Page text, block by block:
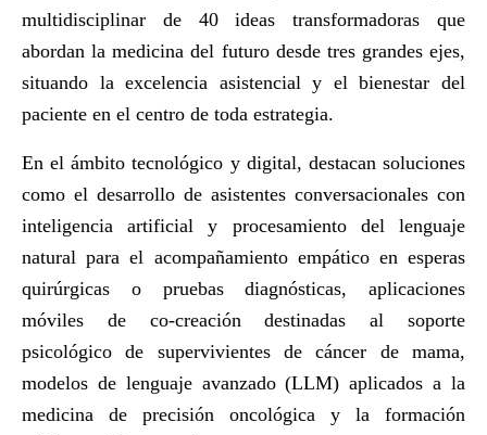
multidisciplinar de 40 ideas transformadoras que
abordan la medicina del futuro desde tres grandes ejes,
situando la excelencia asistencial y el bienestar del
paciente en el centro de toda estrategia.
En el ámbito tecnológico y digital, destacan soluciones
como el desarrollo de asistentes conversacionales con
inteligencia artificial y procesamiento del lenguaje
natural para el acompañamiento empático en esperas
quirúrgicas o pruebas diagnósticas, aplicaciones
móviles de co-creación destinadas al soporte
psicológico de supervivientes de cáncer de mama,
modelos de lenguaje avanzado (LLM) aplicados a la
medicina de precisión oncológica y la formación